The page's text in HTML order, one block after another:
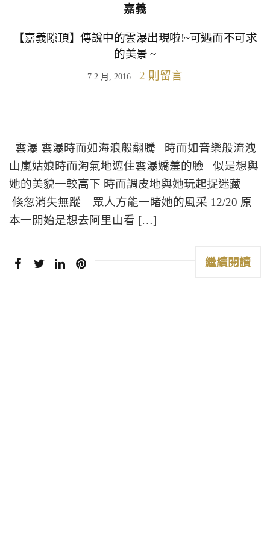
嘉義
【嘉義隙頂】傳說中的雲瀑出現啦!~可遇而不可求
的美景 ~
7 2 月, 2016 2 則留言
雲瀑 雲瀑時而如海浪般翻騰 時而如音樂般流洩
山嵐姑娘時而淘氣地遮住雲瀑嬌羞的臉 似是想與
她的美貌一較高下 時而調皮地與她玩起捉迷藏
倏忽消失無蹤 眾人方能一睹她的風采 12/20 原
本一開始是想去阿里山看 […]
繼續閱讀